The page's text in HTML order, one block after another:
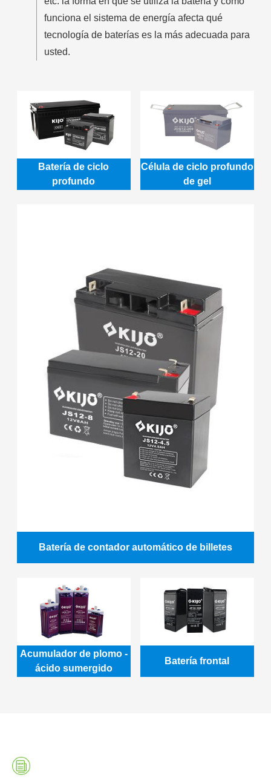
funciona el sistema de energía afecta qué
tecnología de baterías es la más adecuada para
usted.
Batería de ciclo
profundo
Célula de ciclo profundo
de gel
Batería de contador automático de billetes
Acumulador de plomo -
ácido sumergido
Batería frontal